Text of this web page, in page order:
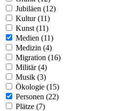
Jubiläen (12)
Kultur (11)
Kunst (11)
Medien (11)
Medizin (4)
Migration (16)
Militär (4)
Musik (3)
Ökologie (15)
Personen (22)
Plätze (7)